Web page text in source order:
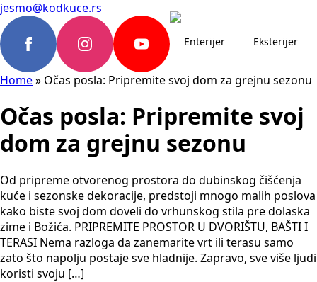
jesmo@kodkuce.rs
Enterijer Eksterijer
Home» Očas posla: Pripremite svoj dom za grejnu sezonu
Očas posla: Pripremite svoj
dom za grejnu sezonu
Od pripreme otvorenog prostora do dubinskog čišćenja
kuće i sezonske dekoracije, predstoji mnogo malih poslova
kako biste svoj dom doveli do vrhunskog stila pre dolaska
zime i Božića. PRIPREMITE PROSTOR U DVORIŠTU, BAŠTI I
TERASI Nema razloga da zanemarite vrt ili terasu samo
zato što napolju postaje sve hladnije. Zapravo, sve više ljudi
koristi svoju […]